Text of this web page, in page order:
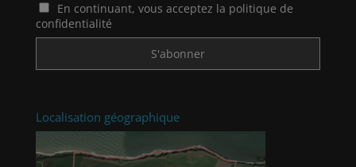
En continuant, vous acceptez la politique de
confidentialité
Localisation géographique